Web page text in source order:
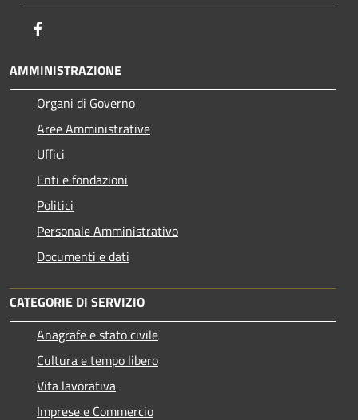
AMMINISTRAZIONE
Organi di Governo
Aree Amministrative
Uffici
Enti e fondazioni
Politici
Personale Amministrativo
Documenti e dati
CATEGORIE DI SERVIZIO
Anagrafe e stato civile
Cultura e tempo libero
Vita lavorativa
Imprese e Commercio